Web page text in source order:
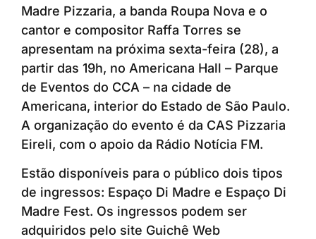
Madre Pizzaria, a banda Roupa Nova e o
cantor e compositor Raffa Torres se
apresentam na próxima sexta-feira (28), a
partir das 19h, no Americana Hall – Parque
de Eventos do CCA – na cidade de
Americana, interior do Estado de São Paulo.
A organização do evento é da CAS Pizzaria
Eireli, com o apoio da Rádio Notícia FM.
Estão disponíveis para o público dois tipos
de ingressos: Espaço Di Madre e Espaço Di
Madre Fest. Os ingressos podem ser
adquiridos pelo site Guichê Web